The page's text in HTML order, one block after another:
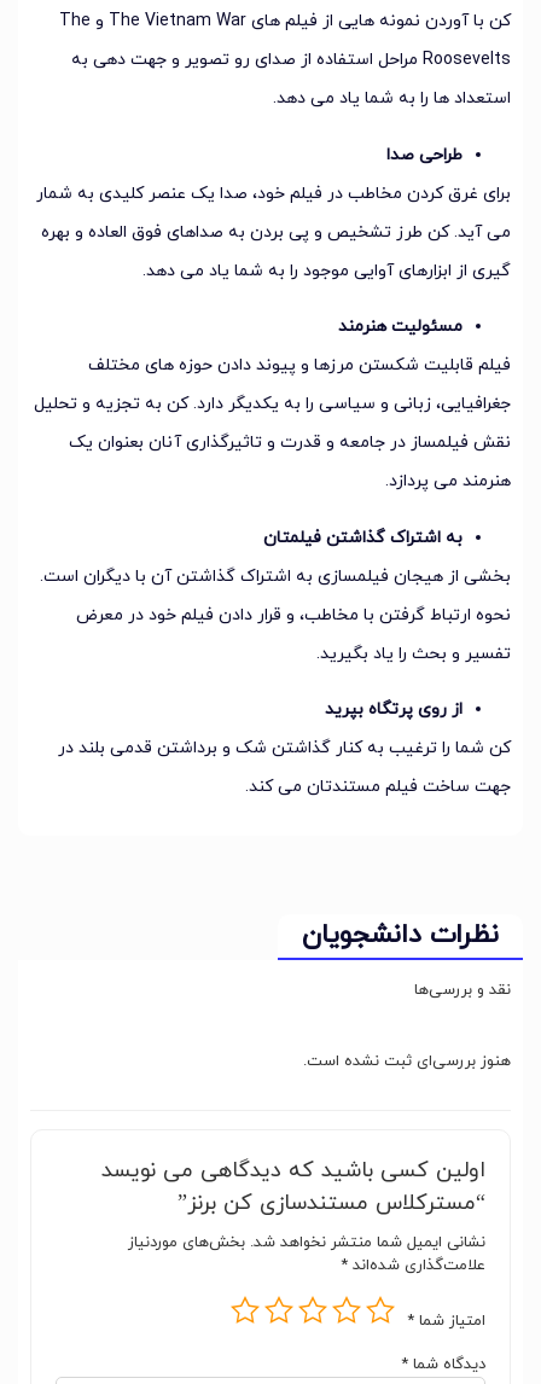
کن با آوردن نمونه هایی از فیلم های The Vietnam War و The
Roosevelts مراحل استفاده از صدای رو تصویر و جهت دهی به
استعداد ها را به شما یاد می دهد.
طراحی صدا
برای غرق کردن مخاطب در فیلم خود، صدا یک عنصر کلیدی به شمار
می آید. کن طرز تشخیص و پی بردن به صداهای فوق العاده و بهره
گیری از ابزارهای آوایی موجود را به شما یاد می دهد.
مسئولیت هنرمند
فیلم قابلیت شکستن مرزها و پیوند دادن حوزه های مختلف
جغرافیایی، زبانی و سیاسی را به یکدیگر دارد. کن به تجزیه و تحلیل
نقش فیلمساز در جامعه و قدرت و تاثیرگذاری آنان بعنوان یک
هنرمند می پردازد.
به اشتراک گذاشتن فیلمتان
بخشی از هیجان فیلمسازی به اشتراک گذاشتن آن با دیگران است.
نحوه ارتباط گرفتن با مخاطب، و قرار دادن فیلم خود در معرض
تفسیر و بحث را یاد بگیرید.
از روی پرتگاه بپرید
کن شما را ترغیب به کنار گذاشتن شک و برداشتن قدمی بلند در
جهت ساخت فیلم مستندتان می کند.
نظرات دانشجویان
نقد و بررسی‌ها
هنوز بررسی‌ای ثبت نشده است.
اولین کسی باشید که دیدگاهی می نویسد
“مسترکلاس مستندسازی کن برنز”
نشانی ایمیل شما منتشر نخواهد شد. بخش‌های موردنیاز
علامت‌گذاری شده‌اند *
امتیاز شما *
دیدگاه شما *